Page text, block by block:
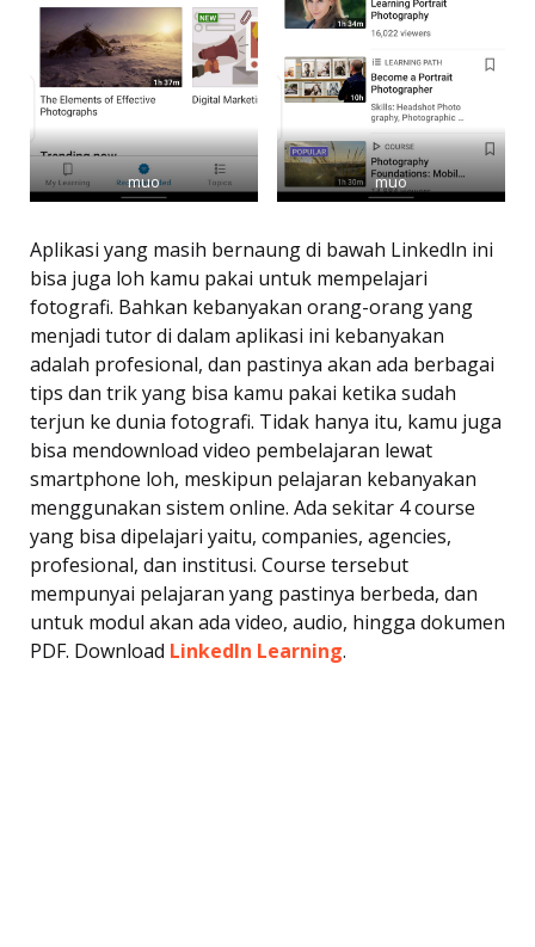
muo muo
Aplikasi yang masih bernaung di bawah Linkedln ini
bisa juga loh kamu pakai untuk mempelajari
fotografi. Bahkan kebanyakan orang-orang yang
menjadi tutor di dalam aplikasi ini kebanyakan
adalah profesional, dan pastinya akan ada berbagai
tips dan trik yang bisa kamu pakai ketika sudah
terjun ke dunia fotografi. Tidak hanya itu, kamu juga
bisa mendownload video pembelajaran lewat
smartphone loh, meskipun pelajaran kebanyakan
menggunakan sistem online. Ada sekitar 4 course
yang bisa dipelajari yaitu, companies, agencies,
profesional, dan institusi. Course tersebut
mempunyai pelajaran yang pastinya berbeda, dan
untuk modul akan ada video, audio, hingga dokumen
PDF. Download Linkedln Learning.